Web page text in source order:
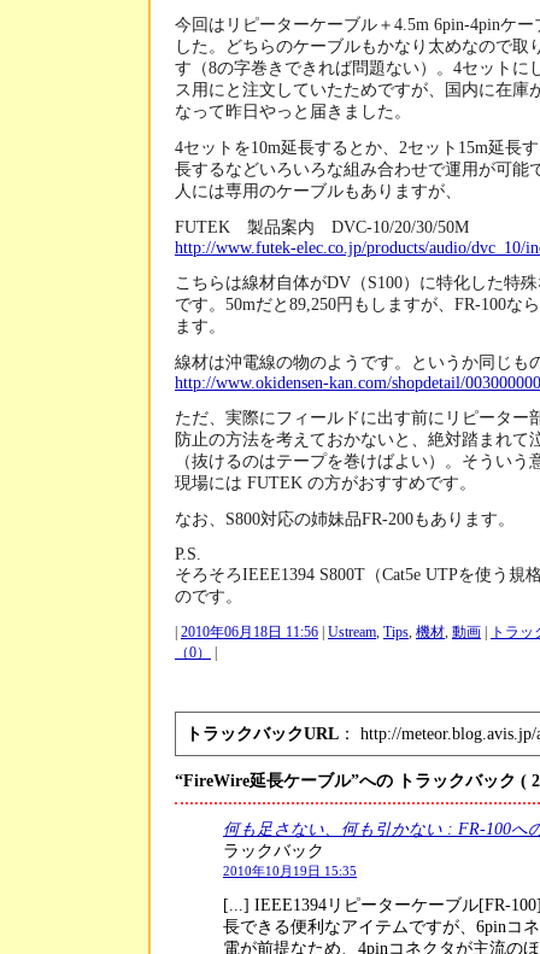
今回はリピーターケーブル＋4.5m 6pin-4pinケ
した。どちらのケーブルもかなり太めなので取
す（8の字巻きできれば問題ない）。4セットに
ス用にと注文していたためですが、国内に在庫
なって昨日やっと届きました。
4セットを10m延長するとか、2セット15m延長
長するなどいろいろな組み合わせで運用が可能
人には専用のケーブルもありますが、
FUTEK 製品案内 DVC-10/20/30/50M
http://www.futek-elec.co.jp/products/audio/dvc_10/
こちらは線材自体がDV（S100）に特化した特
です。50mだと89,250円もしますが、FR-100な
ます。
線材は沖電線の物のようです。というか同じも
http://www.okidensen-kan.com/shopdetail/
ただ、実際にフィールドに出す前にリピーター
防止の方法を考えておかないと、絶対踏まれて
（抜けるのはテープを巻けばよい）。そういう
現場には FUTEK の方がおすすめです。
なお、S800対応の姉妹品FR-200もあります。
P.S.
そろそろIEEE1394 S800T（Cat5e UTPを使う規
のです。
2010年06月18日 11:56 Ustream, Tips, 機材, 動画
トラ
（0）
トラックバックURL ： http://
“FireWire延長ケーブル”への トラックバック (
何も足さない、何も引かない : FR-100へ
ラックバック
2010年10月19日 15:35
[...] IEEE1394リピーターケーブル[FR-
長できる便利なアイテムですが、6pinコ
電が前提なため、4pinコネクタが主流の